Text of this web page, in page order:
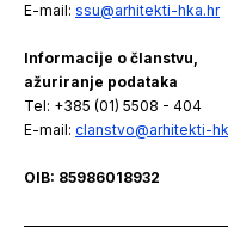
E-mail: ssu@arhitekti-hka.hr
Informacije o članstvu,
ažuriranje podataka
Tel: +385 (01) 5508 - 404
E-mail: clanstvo@arhitekti-
OIB: 85986018932